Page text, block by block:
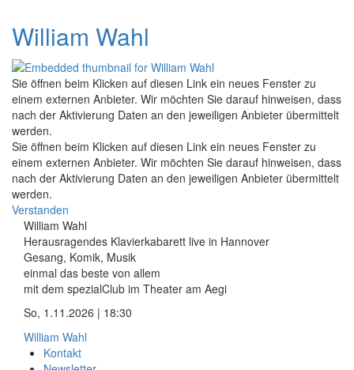
William Wahl
Sie öffnen beim Klicken auf diesen Link ein neues Fenster zu
einem externen Anbieter. Wir möchten Sie darauf hinweisen, dass
nach der Aktivierung Daten an den jeweiligen Anbieter übermittelt
werden.
Sie öffnen beim Klicken auf diesen Link ein neues Fenster zu
einem externen Anbieter. Wir möchten Sie darauf hinweisen, dass
nach der Aktivierung Daten an den jeweiligen Anbieter übermittelt
werden.
Verstanden
William Wahl
Herausragendes Klavierkabarett live in Hannover
Gesang, Komik, Musik
einmal das beste von allem
mit dem spezialClub im Theater am Aegi
So, 1.11.2026 | 18:30
William Wahl
Kontakt